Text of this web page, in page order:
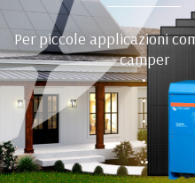
Per piccole applicazioni
camper
•
•
•
•
••